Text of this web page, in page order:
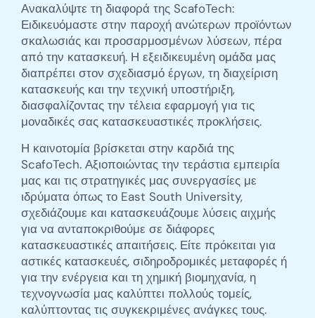
Ανακαλύψτε τη διαφορά της ScafoTech:
Ειδικευόμαστε στην παροχή ανώτερων προϊόντων
σκαλωσιάς και προσαρμοσμένων λύσεων, πέρα
από την κατασκευή. Η εξειδικευμένη ομάδα μας
διαπρέπει στον σχεδιασμό έργων, τη διαχείριση
κατασκευής και την τεχνική υποστήριξη,
διασφαλίζοντας την τέλεια εφαρμογή για τις
μοναδικές σας κατασκευαστικές προκλήσεις.
Η καινοτομία βρίσκεται στην καρδιά της
ScafoTech. Αξιοποιώντας την τεράστια εμπειρία
μας και τις στρατηγικές μας συνεργασίες με
ιδρύματα όπως το East South University,
σχεδιάζουμε και κατασκευάζουμε λύσεις αιχμής
για να ανταποκριθούμε σε διάφορες
κατασκευαστικές απαιτήσεις. Είτε πρόκειται για
αστικές κατασκευές, σιδηροδρομικές μεταφορές ή
για την ενέργεια και τη χημική βιομηχανία, η
τεχνογνωσία μας καλύπτει πολλούς τομείς,
καλύπτοντας τις συγκεκριμένες ανάγκες τους.